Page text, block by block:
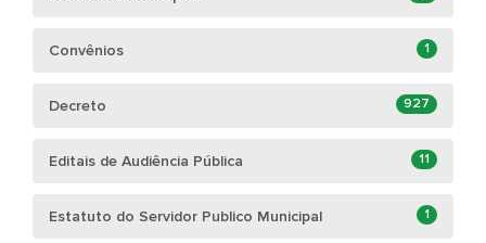
Convênios 1
Decreto 927
Editais de Audiência Pública 11
Estatuto do Servidor Publico Municipal 1